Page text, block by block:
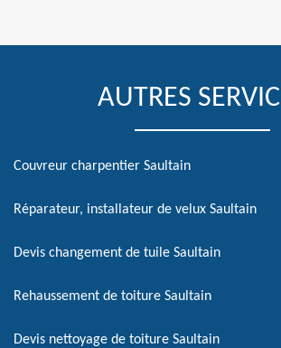
AUTRES
Couvreur charpentier Saultain
Réparateur, installateur de velux Saultain
Devis changement de tuile Saultain
Rehaussement de toiture Saultain
Devis nettoyage de toiture Saultain